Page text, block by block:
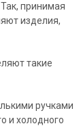
принимая
изделия,
такие
ручками
и холодного